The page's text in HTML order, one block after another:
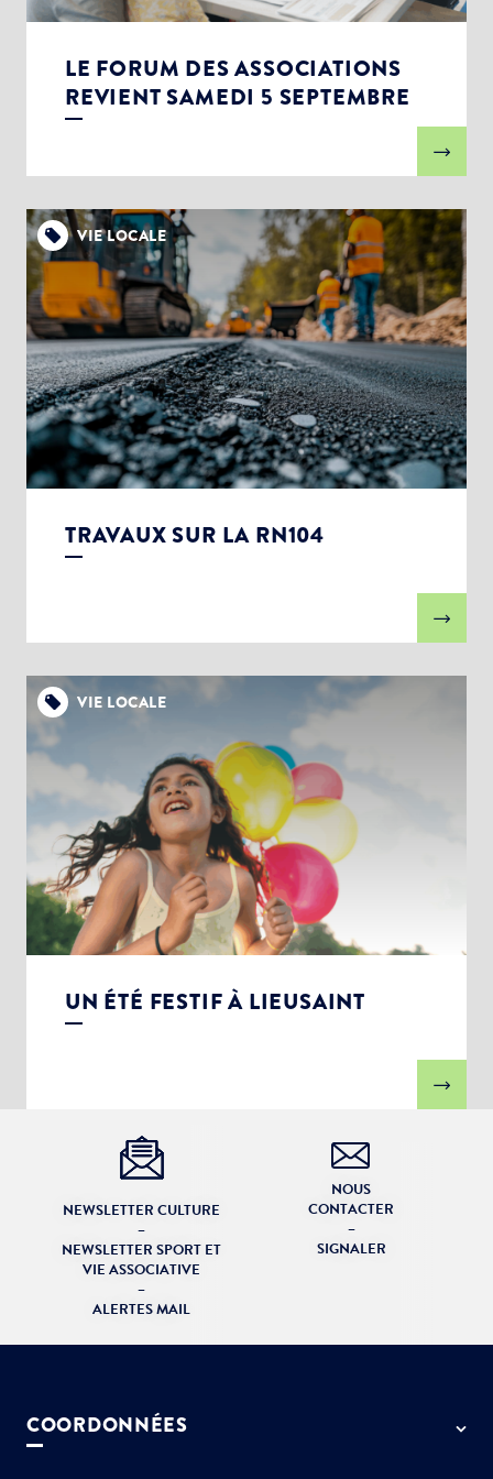
LE FORUM DES ASSOCIATIONS
REVIENT SAMEDI 5 SEPTEMBRE
VIE LOCALE
TRAVAUX SUR LA RN104
VIE LOCALE
UN ÉTÉ FESTIF À LIEUSAINT
NEWSLETTER CULTURE
–
NEWSLETTER SPORT ET
VIE ASSOCIATIVE
–
ALERTES MAIL
NOUS
CONTACTER
–
SIGNALER
COORDONNÉES